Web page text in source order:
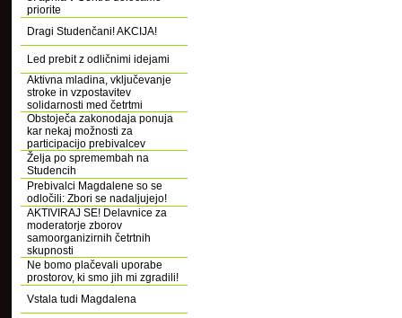
priorite
Dragi Studenčani! AKCIJA!
Led prebit z odličnimi idejami
Aktivna mladina, vključevanje
stroke in vzpostavitev
solidarnosti med četrtmi
Obstoječa zakonodaja ponuja
kar nekaj možnosti za
participacijo prebivalcev
Želja po spremembah na
Studencih
Prebivalci Magdalene so se
odločili: Zbori se nadaljujejo!
AKTIVIRAJ SE! Delavnice za
moderatorje zborov
samoorganizirnih četrtnih
skupnosti
Ne bomo plačevali uporabe
prostorov, ki smo jih mi zgradili!
Vstala tudi Magdalena